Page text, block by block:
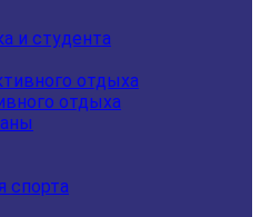
и студента
отдыха
спорта